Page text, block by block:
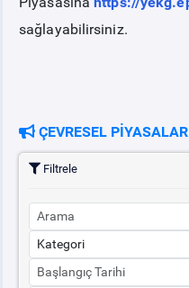
sağlayabilirsiniz.
ÇEVRESEL
Filtrele